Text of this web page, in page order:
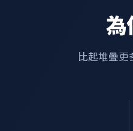
為
比起堆疊更